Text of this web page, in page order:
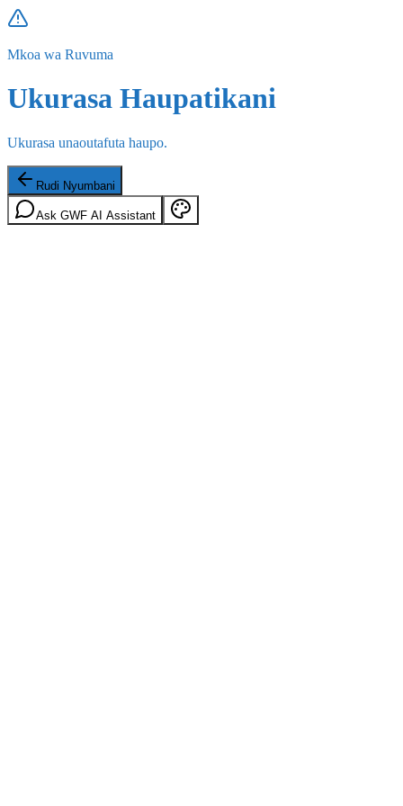
Mkoa wa Ruvuma
Ukurasa Haupatikani
Ukurasa unaoutafuta haupo.
Rudi Nyumbani
Ask GWF AI Assistant